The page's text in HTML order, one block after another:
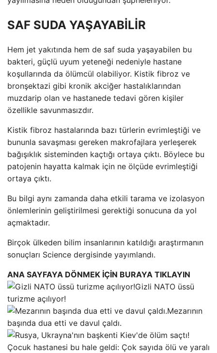
SAF SUDA YAŞAYABİLİR
Hem jet yakıtında hem de saf suda yaşayabilen bu
bakteri, güçlü uyum yeteneği nedeniyle hastane
koşullarında da ölümcül olabiliyor. Kistik fibroz ve
bronşektazi gibi kronik akciğer hastalıklarından
muzdarip olan ve hastanede tedavi gören kişiler
özellikle savunmasızdır.
Kistik fibroz hastalarında bazı türlerin evrimleştiği ve
bununla savaşması gereken makrofajlara yerleşerek
bağışıklık sisteminden kaçtığı ortaya çıktı. Böylece bu
patojenin hayatta kalmak için ne ölçüde evrimleştiği
ortaya çıktı.
Bu bilgi aynı zamanda daha etkili tarama ve izolasyon
önlemlerinin geliştirilmesi gerektiği sonucuna da yol
açmaktadır.
Birçok ülkeden bilim insanlarının katıldığı araştırmanın
sonuçları Science dergisinde yayımlandı.
ANA SAYFAYA DÖNMEK İÇİN BURAYA TIKLAYIN
Gizli NATO üssü
turizme açılıyor!
Mezarının
başında dua etti ve davul çaldı.